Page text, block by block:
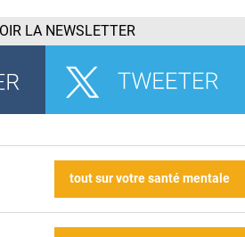
LA NEWSLETTER
tout sur votre santé mentale